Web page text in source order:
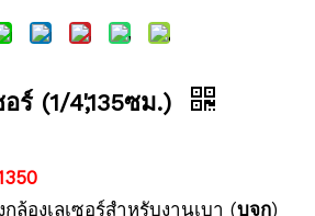
ร์ (1/4',135ซม.)
ล้องเลเซอร์สำหรับงานเบา (บจก)